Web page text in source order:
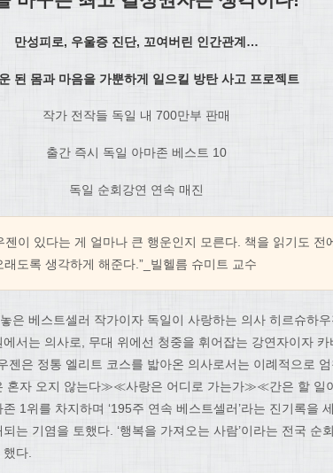
만성피로, 우울증 진단, 꼬여버린 인간관계…
된 몸과 마음을 가뿐하게 일으킬 방탄 사고 프로젝트
작가 전작들 독일 내 700만부 판매
출간 즉시 독일 아마존 베스트 10
독일 순회강연 연속 매진
젠이 있다는 게 얼마나 큰 행운인지 모른다. 책을 읽기도 전
도록 생각하게 해준다.”_빌헬름 슈미트 교수
은 베스트셀러 작가이자 독일이 사랑하는 의사 히르슈하
서는 의사로, 무대 위에선 청중을 휘어잡는 강연자이자 카
젠은 정통 엘리트 코스를 밟아온 의사로서는 이례적으로
혼자 오지 않는다≫≪사랑은 어디로 가는가≫≪간은 할 일
1위를 차지하며 ‘195주 연속 베스트셀러’라는 진기록을
는 기염을 토했다. ‘행복을 가져오는 사람’이라는 전국 순
다.